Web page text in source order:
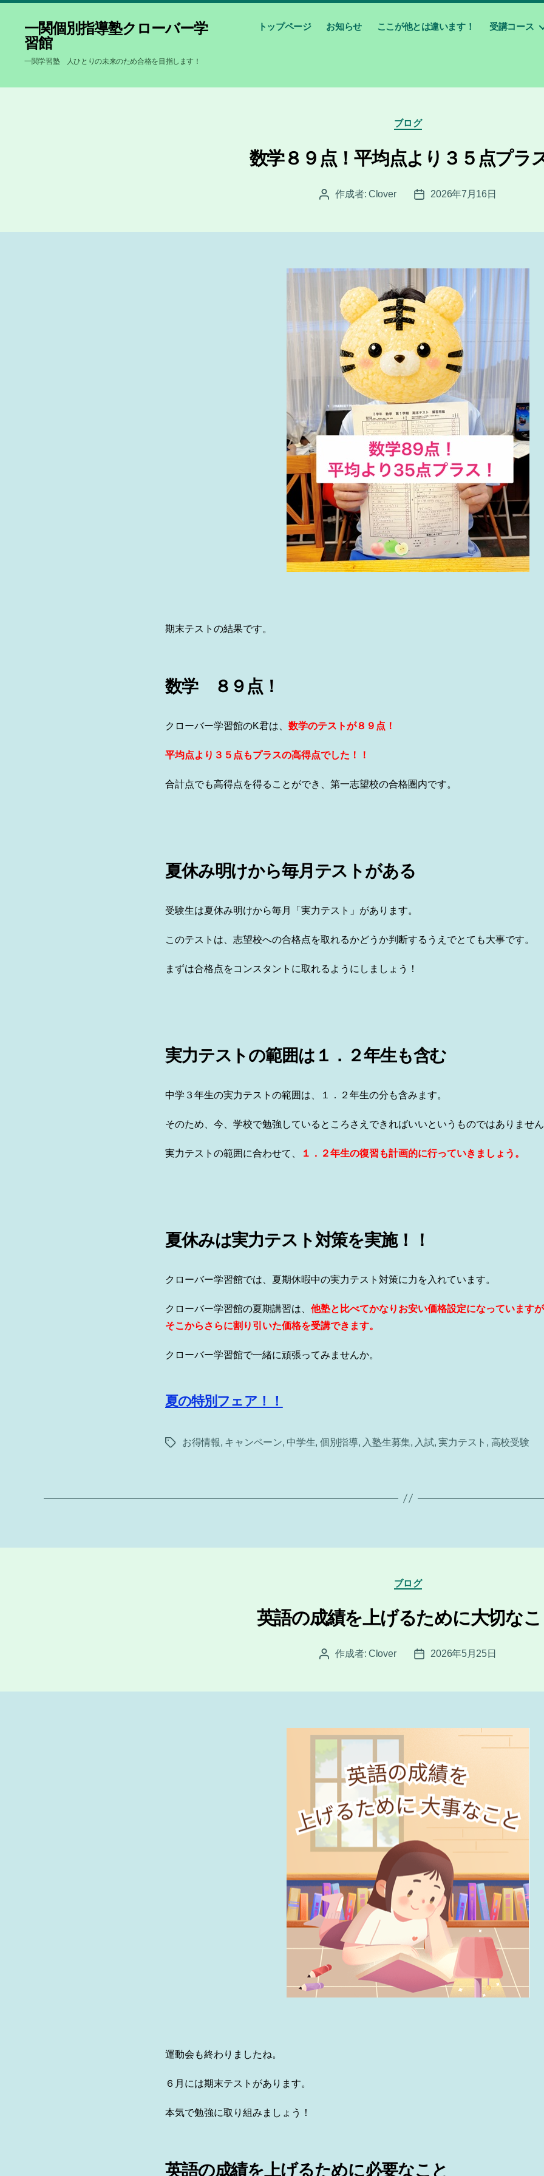
一関個別指導塾クローバー学
習館
一関学習塾 人ひとりの未来のため合格を目指します！
トップページ お知らせ ここが他とは違います！ 受講コース
カ
テ
リ
ー
ブログ
数学８９点！平均点より３５点プラ
投
作成者: Clover
投
2026年7月16日
期末テストの結果です。
数学 ８９点！
クローバー学習館のK君は、 数学のテストが８９点！
平均点より３５点もプラスの高得点でした！！
合計点でも高得点を得ることができ、第一志望校の合格圏内です。
夏休み明けから毎月テストがある
受験生は夏休み明けから毎月「実力テスト」があります。
このテストは、志望校への合格点を取れるかどうか判断するうえでとても大事です。
まずは合格点をコンスタントに取れるようにしましょう！
実力テストの範囲は１．２年生も含む
中学３年生の実力テストの範囲は、１．２年生の分も含みます。
そのため、今、学校で勉強しているところさえできればいいというものではありませ
実力テストの範囲に合わせて、 １．２年生の復習も計画的に行っていきましょう。
夏休みは実力テスト対策を実施！！
クローバー学習館では、夏期休暇中の実力テスト対策に力を入れています。
クローバー学習館の夏期講習は、 他塾と比べてかなりお安い価格設定になっています
そこからさらに割り引いた価格を受講できます。
クローバー学習館で一緒に頑張ってみませんか。
夏の特別フェア！！
タ
お得情報, キャンペーン, 中学生, 個別指導, 入塾生募集, 入試,実力テスト , 高校受験
カ
テ
リ
ー
ブログ
英語の成績を上げるために大切な
投
作成者: Clover
投
2026年5月25日
運動会も終わりましたね。
６月には期末テストがあります。
本気で勉強に取り組みましょう！
英語の成績を上げるために必要なこと